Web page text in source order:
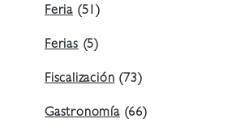
Feria (51)
Ferias(5)
Fiscalización(73)
Gastronomía(66)